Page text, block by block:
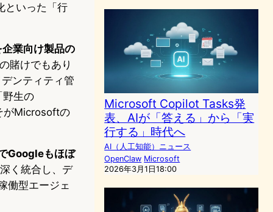
といった「行
業向け製品の
賭けでもあり
ンティティ管
野生の
がMicrosoftの
Googleもほぼ
く統合し、デ
働型エージェ
Microsoft Copilot Tasks発
表、AIが「答える」から「実
行する」時代へ
AI（人工知能）ニュース
OpenClaw Microsoft
2026年3月1日18:00